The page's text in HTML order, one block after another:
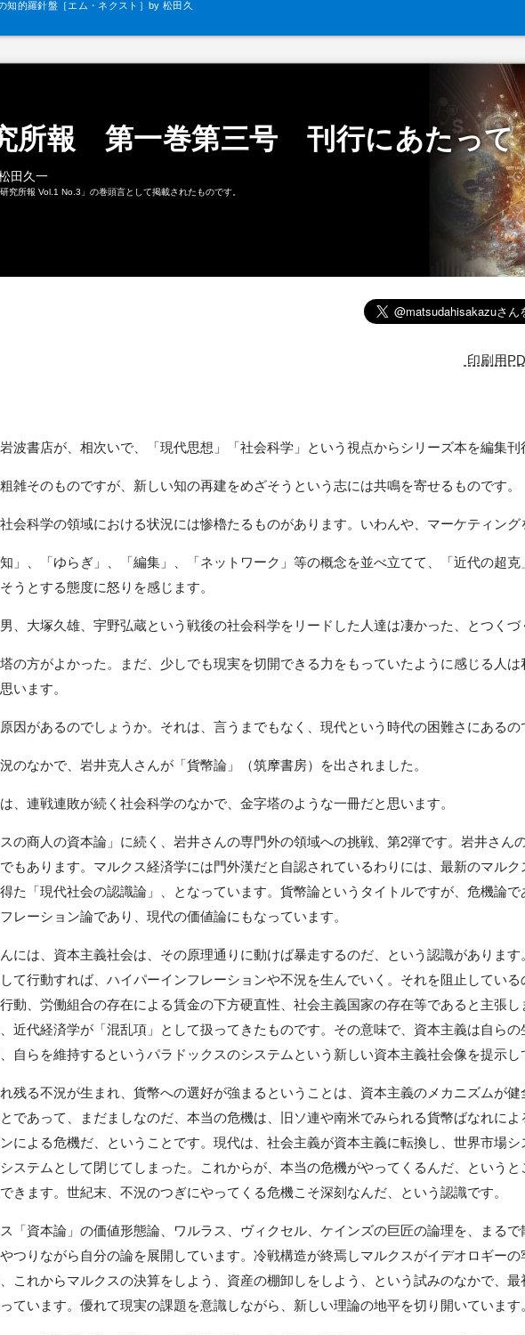
知的羅針盤［エム・ネクスト］by 松田久
所報 第一巻第三号 刊行にあたって
田久一
究所報 Vol.1 No.3」の巻頭言として掲載されたものです。
印刷用
波書店が、相次いで、「現代思想」「社会科学」という視点からシリーズ本を編集刊
雑そのものですが、新しい知の再建をめざそうという志には共鳴を寄せるものです。
会科学の領域における状況には惨櫓たるものがあります。いわんや、マーケティング
」、「ゆらぎ」、「編集」、「ネットワーク」等の概念を並べ立てて、「近代の超克
うとする態度に怒りを感じます。
、大塚久雄、宇野弘蔵という戦後の社会科学をリードした人達は凄かった、とつくづ
の方がよかった。まだ、少しでも現実を切開できる力をもっていたように感じる人は
います。
因があるのでしょうか。それは、言うまでもなく、現代という時代の困難さにあるの
のなかで、岩井克人さんが「貨幣論」（筑摩書房）を出されました。
、連戦連敗が続く社会科学のなかで、金字塔のような一冊だと思います。
の商人の資本論」に続く、岩井さんの専門外の領域への挑戦、第2弾です。岩井さん
もあります。マルクス経済学には門外漢だと自認されているわりには、最新のマルク
た「現代社会の認識論」、となっています。貨幣論というタイトルですが、危機論で
レーション論であり、現代の価値論にもなっています。
には、資本主義社会は、その原理通りに動けば暴走するのだ、という認識があります
て行動すれば、ハイパーインフレーションや不況を生んでいく。それを阻止してい
動、労働組合の存在による賃金の下方硬直性、社会主義国家の存在等であると主張
近代経済学が「混乱項」として扱ってきたものです。その意味で、資本主義は自らの
自らを維持するというパラドックスのシステムという新しい資本主義社会像を提示し
残る不況が生まれ、貨幣への選好が強まるということは、資本主義のメカニズムが健
であって、まだましなのだ、本当の危機は、旧ソ連や南米でみられる貨幣ばなれによ
による危機だ、ということです。現代は、社会主義が資本主義に転換し、世界市場シ
ステムとして閉じてしまった。これからが、本当の危機がやってくるんだ、というと
きます。世紀末、不況のつぎにやってくる危機こそ深刻なんだ、という認識です。
「資本論」の価値形態論、ワルラス、ヴィクセル、ケインズの巨匠の論理を、まるで
つりながら自分の論を展開しています。冷戦構造が終焉しマルクスがイデオロギー
これからマルクスの決算をしよう、資産の棚卸しをしよう、という試みのなかで、最
ています。優れて現実の課題を意識しながら、新しい理論の地平を切り開いています